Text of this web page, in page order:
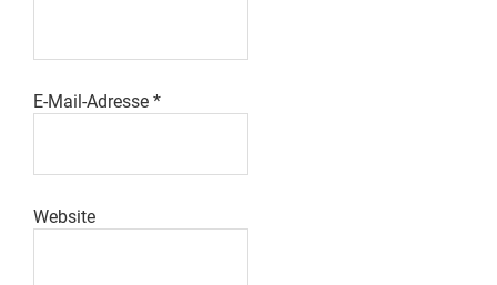
E-Mail-Adresse *
Website